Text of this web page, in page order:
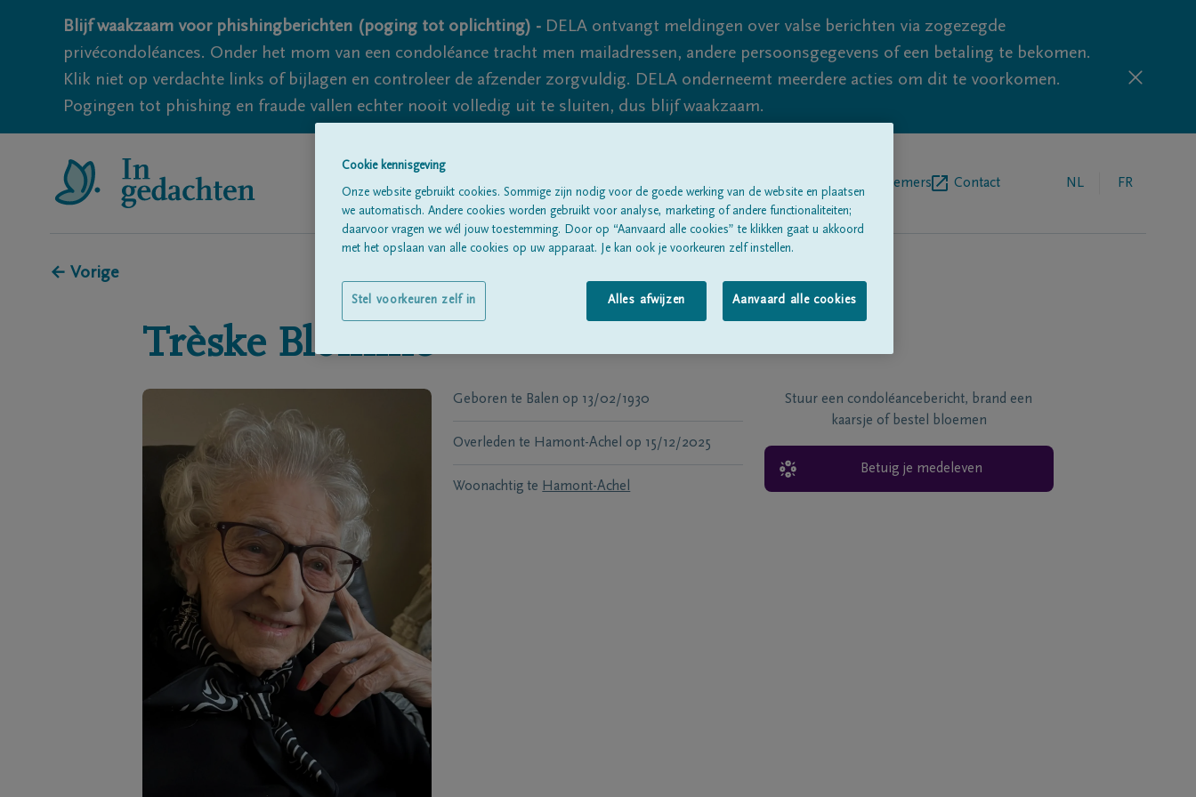
Blijf waakzaam voor phishingberichten (poging tot oplichting) - DELA ontvangt meldingen over valse berichten via zogezegde
privécondoléances. Onder het mom van een condoléance tracht men mailadressen, andere persoonsgegevens of een betaling te bekomen.
Klik niet op verdachte links of bijlagen en controleer de afzender zorgvuldig. DELA onderneemt meerdere acties om dit te voorkomen.
Pogingen tot phishing en fraude vallen echter nooit volledig uit te sluiten, dus blijf waakzaam.
Alle rouwberichten Over ons Begrafenisondernemers Contact NL FR
← Vorige
Trèske Blommé
Geboren te Balen op 13/02/1930
Overleden te Hamont-Achel op 15/12/2025
Woonachtig te Hamont-Achel
Stuur een condoléancebericht, brand een
kaarsje of bestel bloemen
Betuig je medeleven
Cookie kennisgeving
Onze website gebruikt cookies. Sommige zijn nodig voor de goede werking van de website en plaatsen
we automatisch. Andere cookies worden gebruikt voor analyse, marketing of andere functionaliteiten;
daarvoor vragen we wél jouw toestemming. Door op “Aanvaard alle cookies” te klikken gaat u akkoord
met het opslaan van alle cookies op uw apparaat. Je kan ook je voorkeuren zelf instellen.
Alles afwijzen Aanvaard alle cookies
Stel voorkeuren zelf in